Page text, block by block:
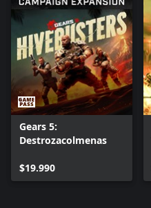
Gears 5:
Destrozacolmenas
$19.990